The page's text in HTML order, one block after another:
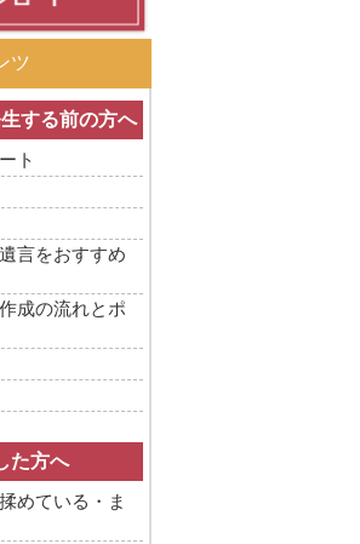
ツ
する前の方へ
ト
言をおすすめ
成の流れとポ
た方へ
めている・ま